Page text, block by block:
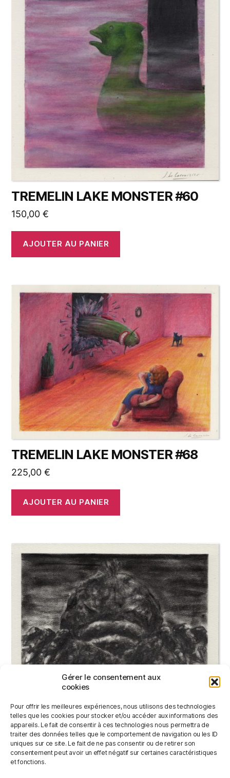
Gérer le consentement aux
cookies
Pour offrir les meilleures expériences, nous utilisons des technologies
telles que les cookies pour stocker et/ou accéder aux informations des
appareils. Le fait de consentir à ces technologies nous permettra de
traiter des données telles que le comportement de navigation ou les ID
uniques sur ce site. Le fait de ne pas consentir ou de retirer son
consentement peut avoir un effet négatif sur certaines caractéristiques
et fonctions.
TREMELIN LAKE MONSTER #60
150,00 €
AJOUTER AU PANIER
TREMELIN LAKE MONSTER #68
225,00 €
AJOUTER AU PANIER
100,00€
AJOUTER AU PANIER